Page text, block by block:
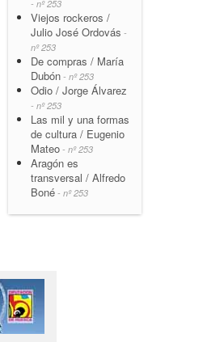
- nº 253
Viejos rockeros /
Julio José Ordovás -
nº 253
De compras / María
Dubón - nº 253
Odio / Jorge Álvarez
- nº 253
Las mil y una formas
de cultura / Eugenio
Mateo - nº 253
Aragón es
transversal / Alfredo
Boné - nº 253